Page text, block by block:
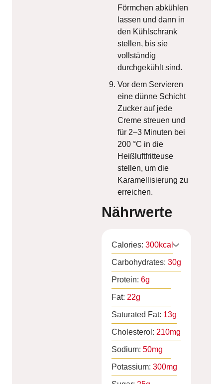
Förmchen abkühlen
lassen und dann in
den Kühlschrank
stellen, bis sie
vollständig
durchgekühlt sind.
Vor dem Servieren
eine dünne Schicht
Zucker auf jede
Creme streuen und
für 2–3 Minuten bei
200 °C in die
Heißluftfritteuse
stellen, um die
Karamellisierung zu
erreichen.
Nährwerte
Calories: 300kcal
Carbohydrates: 30g
Protein: 6g
Fat: 22g
Saturated Fat: 13g
Cholesterol: 210mg
Sodium: 50mg
Potassium: 300mg